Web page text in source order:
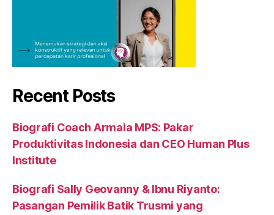
Recent Posts
Biografi Coach Armala MPS: Pakar
Produktivitas Indonesia dan CEO Human Plus
Institute
Biografi Sally Geovanny & Ibnu Riyanto:
Pasangan Pemilik Batik Trusmi yang